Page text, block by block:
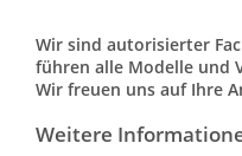
Wir sind autorisierter
führen alle Modelle und
Wir freuen uns auf Ihre
Weitere